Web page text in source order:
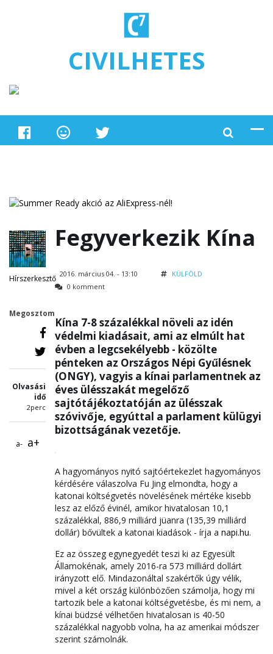
CIVILHETES
Hírszerkesztő
Megosztom
Olvasási
idő
2perc
a- a+
Fegyverkezik Kína
2016. március 04. - 13:10
KÜLFÖLD
0 komment
Kína 7-8 százalékkal növeli az idén
védelmi kiadásait, ami az elmúlt hat
évben a legcsekélyebb - közölte
pénteken az Országos Népi Gyűlésnek
(ONGY), vagyis a kínai parlamentnek az
éves ülésszakát megelőző
sajtótájékoztatóján az ülésszak
szóvivője, egyúttal a parlament külügyi
bizottságának vezetője.
A hagyományos nyitó sajtóértekezlet hagyományos
kérdésére válaszolva Fu Jing elmondta, hogy a
katonai költségvetés növelésének mértéke kisebb
lesz az előző évinél, amikor hivatalosan 10,1
százalékkal, 886,9 milliárd jüanra (135,39 milliárd
dollár) bővültek a katonai kiadások - írja a napi.hu.
Ez az összeg egynegyedét teszi ki az Egyesült
Államokénak, amely 2016-ra 573 milliárd dollárt
irányzott elő. Mindazonáltal szakértők úgy vélik,
mivel a két ország különbözően számolja, hogy mi
tartozik bele a katonai költségvetésbe, és mi nem, a
kínai büdzsé vélhetően hivatalosan is 40-50
százalékkal nagyobb volna, ha az amerikai módszer
szerint számolnák.